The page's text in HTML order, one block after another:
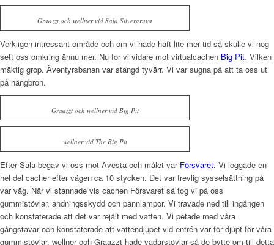
Graazzt och wellner vid Sala Silvergruva
Verkligen intressant område och om vi hade haft lite mer tid så skulle vi nog
sett oss omkring ännu mer. Nu for vi vidare mot virtualcachen Big Pit. Vilken
mäktig grop. Äventyrsbanan var stängd tyvärr. Vi var sugna på att ta oss ut
på hängbron.
Graazzt och wellner vid Big Pit
wellner vid The Big Pit
Efter Sala begav vi oss mot Avesta och målet var Försvaret. Vi loggade en
hel del cacher efter vägen ca 10 stycken. Det var trevlig sysselsättning på
vår väg. När vi stannade vis cachen Försvaret så tog vi på oss
gummistövlar, andningsskydd och pannlampor. Vi travade ned till ingången
och konstaterade att det var rejält med vatten. Vi petade med våra
gångstavar och konstaterade att vattendjupet vid entrén var för djupt för våra
gummistövlar. wellner och Graazzt hade vadarstövlar så de bytte om till detta